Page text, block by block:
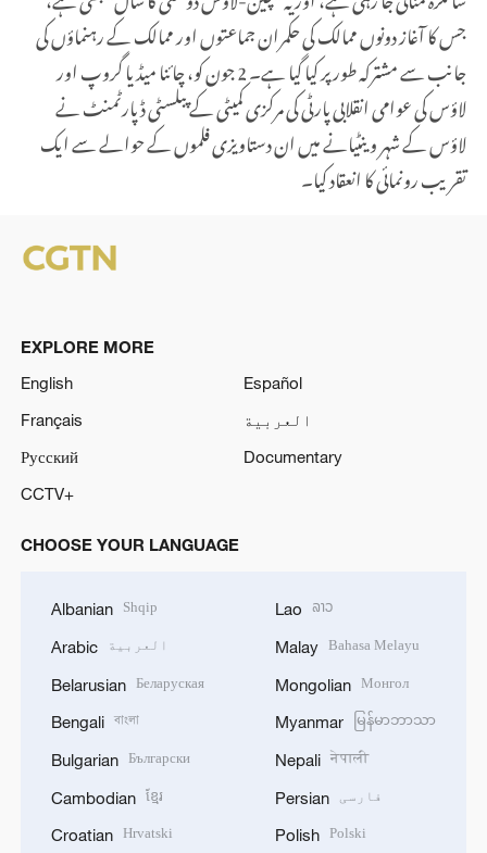
جس کا آغاز دونوں ممالک کی حکمران جماعتوں اور ممالک کے رہنماؤں کی
جانب سے مشترکہ طور پر کیا گیا ہے۔ 2 جون کو، چائنا میڈیا گروپ اور
لاؤس کی عوامی انقلابی پارٹی کی مرکزی کمیٹی کے پبلسٹی ڈپارٹمنٹ نے
لاؤس کے شہر وینٹیانے میں ان دستاویزی فلموں کے حوالے سے ایک
تقریب رونمائی کا انعقاد کیا۔
EXPLORE MORE
English
Español
Français
العربية
Русский
Documentary
CCTV+
CHOOSE YOUR LANGUAGE
Albanian Shqip
Arabic العربية
Belarusian Беларуская
Bengali বাংলা
Bulgarian Български
Cambodian ខ្មែរ
Croatian Hrvatski
Lao ລາວ
Malay Bahasa Melayu
Mongolian Монгол
Myanmar မြန်မာဘာသာ
Nepali नेपाली
Persian فارسی
Polish Polski